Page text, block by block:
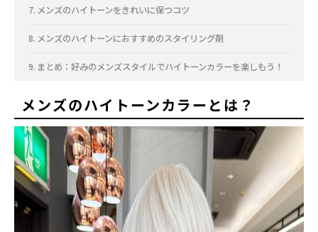
メンズのハイトーンをきれいに保つコツ
メンズのハイトーンにおすすめのスタイリング剤
まとめ：好みのメンズスタイルでハイトーンカラーを楽しもう！
メンズのハイトーンカラーとは？